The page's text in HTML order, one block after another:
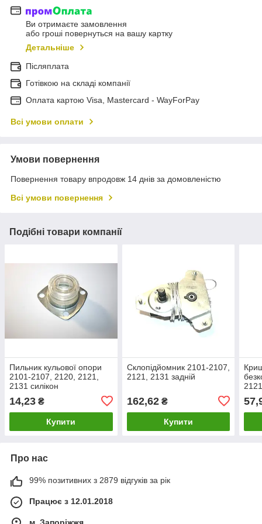
Ви отримаєте замовлення
або гроші повернуться на вашу картку
Детальніше
Післяплата
Готівкою на складі компанії
Оплата картою Visa, Mastercard - WayForPay
Всі умови оплати
Умови повернення
Повернення товару впродовж 14 днів за домовленістю
Всі умови повернення
Подібні товари компанії
Пильник кульової опори
2101-2107, 2120, 2121,
2131 силікон
14,23 ₴
Купити
Склопідйомник 2101-2107,
2121, 2131 задній
162,62₴
Купити
Про нас
99% позитивних з 2879 відгуків за рік
Працює з 12.01.2018